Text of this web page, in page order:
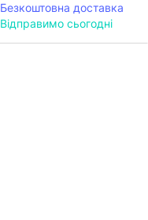
Безкоштовна доставка
Відправимо сьогодні